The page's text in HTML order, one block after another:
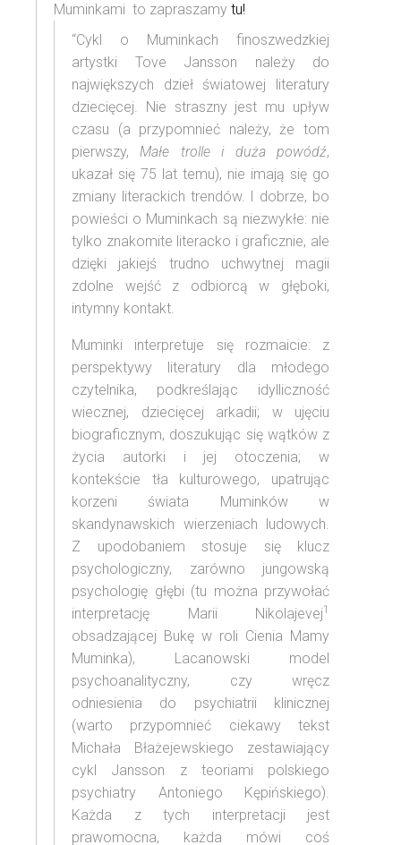
Muminkami to zapraszamy tu!
“Cykl o Muminkach finoszwedzkiej
artystki Tove Jansson należy do
największych dzieł światowej literatury
dziecięcej. Nie straszny jest mu upływ
czasu (a przypomnieć należy, że tom
pierwszy,Małe trolle i duża powódź,
ukazał się 75 lat temu), nie imają się go
zmiany literackich trendów. I dobrze, bo
powieści o Muminkach są niezwykłe: nie
tylko znakomite literacko i graficznie, ale
dzięki jakiejś trudno uchwytnej magii
zdolne wejść z odbiorcą w głęboki,
intymny kontakt.
Muminki interpretuje się rozmaicie: z
perspektywy literatury dla młodego
czytelnika, podkreślając idylliczność
wiecznej, dziecięcej arkadii; w ujęciu
biograficznym, doszukując się wątków z
życia autorki i jej otoczenia; w
kontekście tła kulturowego, upatrując
korzeni świata Muminków w
skandynawskich wierzeniach ludowych.
Z upodobaniem stosuje się klucz
psychologiczny, zarówno jungowską
psychologię głębi (tu można przywołać
interpretację Marii Nikolajevej1
obsadzającej Bukę w roli Cienia Mamy
Muminka), Lacanowski model
psychoanalityczny, czy wręcz
odniesienia do psychiatrii klinicznej
(warto przypomnieć ciekawy tekst
Michała Błażejewskiego zestawiający
cykl Jansson z teoriami polskiego
psychiatry Antoniego Kępińskiego).
Każda z tych interpretacji jest
prawomocna, każda mówi coś